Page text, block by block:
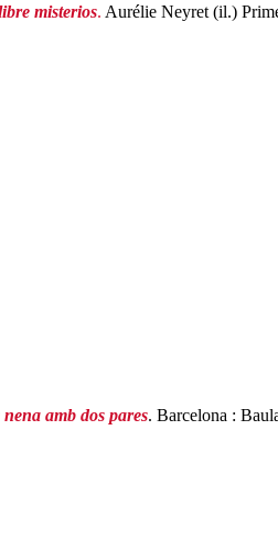
misterios. Aurélie Neyret (il.)
nena amb dos pares. Barcelona :